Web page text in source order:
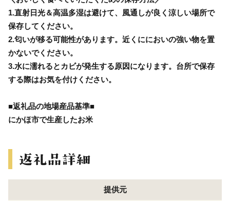
1.直射日光＆高温多湿は避けて、風通しが良く涼しい場所で
保存してください。
2.匂いが移る可能性があります。近くににおいの強い物を置
かないでください。
3.水に濡れるとカビが発生する原因になります。台所で保存
する際はお気を付けください。
■返礼品の地場産品基準■
にかほ市で生産したお米
提供元